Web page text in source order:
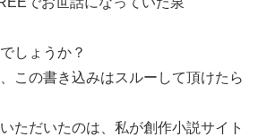
しょうか？
この書き込みはスルーして頂けたら
ただいたのは、私が創作小説サイト